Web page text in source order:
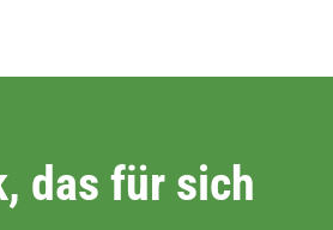
das für sich